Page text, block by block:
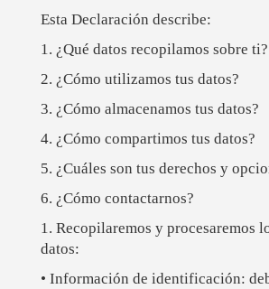
Esta Declaración describe:
1. ¿Qué datos recopilamos sobre ti?
2. ¿Cómo utilizamos tus datos?
3. ¿Cómo almacenamos tus datos?
4. ¿Cómo compartimos tus datos?
5. ¿Cuáles son tus derechos y
6. ¿Cómo contactarnos?
1. Recopilaremos y procesaremos
datos:
• Información de identificación: